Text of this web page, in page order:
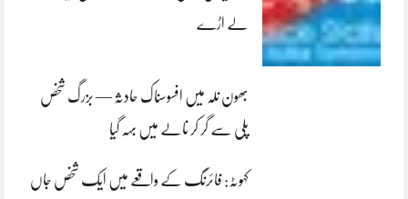
لے اڑے
بھون نلہ میں افسوسناک حادثہ — بزرگ شخص
پلی سے گر کر نالے میں بہہ گیا
کہوٹہ: فائرنگ کے واقعے میں ایک شخص جاں